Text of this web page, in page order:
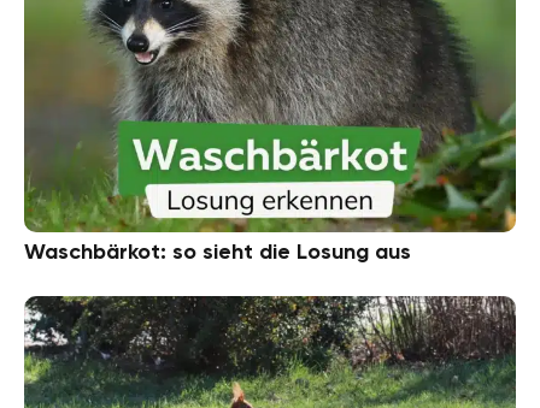
Waschbärkot: so sieht die Losung aus